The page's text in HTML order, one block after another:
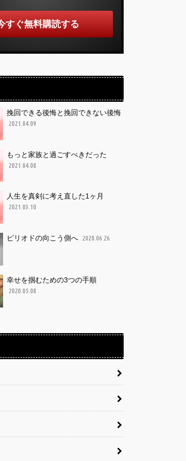
挽回できる後悔と挽回できない後悔
2021.04.09
もっと家族と過ごすべきだった
2021.04.08
人生を真剣に考え直した1ヶ月
2021.03.10
ピリオドの向こう側へ 2020.06.26
幸せを掴むための3つの手順
2020.05.08